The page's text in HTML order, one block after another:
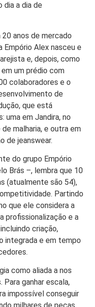
dia a dia de
20 anos de mercado
Alex nasceu e
e, depois, como
um prédio com
colaboradores e o
de
que está
uma em Jandira, no
malharia, e outra em
de jeanswear.
do grupo Empório
Brás –, lembra que 10
(atualmente são 54),
Partindo
que ele considera a
profissionalização e a
criação,
integrada e em tempo
como aliada a nos
ganhar escala,
impossível conseguir